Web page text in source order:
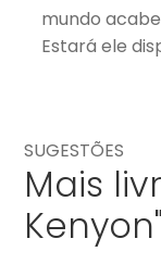
mundo
Estará ele
SUGESTÕES
Mais
Kenyon"